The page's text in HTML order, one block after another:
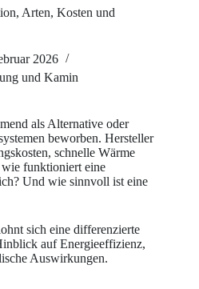
Arten, Kosten und
2026
und Kamin
als Alternative oder
beworben. Hersteller
schnelle Wärme
funktioniert eine
Und wie sinnvoll ist eine
sich eine differenzierte
auf Energieeffizienz,
Auswirkungen.